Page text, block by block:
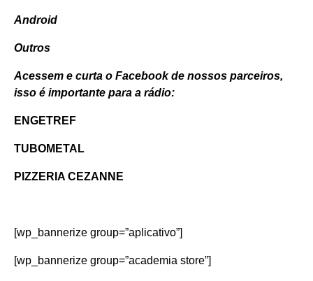
Android
Outros
Acessem e curta o Facebook de nossos parceiros,
isso é importante para a rádio:
ENGETREF
TUBOMETAL
PIZZERIA CEZANNE
[wp_bannerize group=”aplicativo”]
[wp_bannerize group=”academia store”]